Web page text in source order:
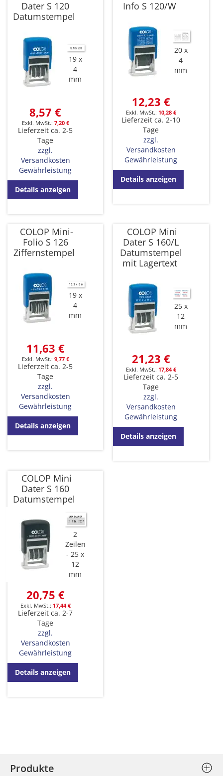
Dater S 120
Datumstempel
19 x
4
mm
8,57 €
7,20 €
Lieferzeit ca. 2-5
Tage
zzgl.
Versandkosten
Gewährleistung
Details anzeigen
Info S 120/W
20 x
4
mm
12,23 €
10,28 €
Lieferzeit ca. 2-10
Tage
zzgl.
Versandkosten
Gewährleistung
Details anzeigen
COLOP Mini-
Folio S 126
Ziffernstempel
19 x
4
mm
11,63 €
9,77 €
Lieferzeit ca. 2-5
Tage
zzgl.
Versandkosten
Gewährleistung
Details anzeigen
COLOP Mini
Dater S 160/L
Datumstempel
mit Lagertext
25 x
12
mm
21,23 €
17,84 €
Lieferzeit ca. 2-5
Tage
zzgl.
Versandkosten
Gewährleistung
Details anzeigen
COLOP Mini
Dater S 160
Datumstempel
2
Zeilen
25 x
12
mm
20,75 €
17,44 €
Lieferzeit ca. 2-7
Tage
zzgl.
Versandkosten
Gewährleistung
Details anzeigen
Produkte